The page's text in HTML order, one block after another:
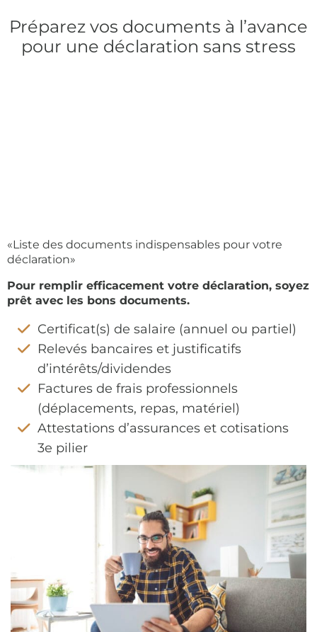
Préparez vos documents à l’avance
pour une déclaration sans stress
«Liste des documents indispensables pour votre
déclaration»
Pour remplir efficacement votre déclaration, soyez
prêt avec les bons documents.
Certificat(s) de salaire (annuel ou partiel)
Relevés bancaires et justificatifs
d’intérêts/dividendes
Factures de frais professionnels
(déplacements, repas, matériel)
Attestations d’assurances et cotisations
3e pilier